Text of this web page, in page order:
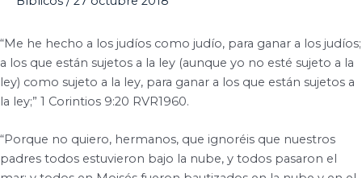
“Me he hecho a los judíos como judío, para ganar a los judíos;
a los que están sujetos a la ley (aunque yo no esté sujeto a la
ley) como sujeto a la ley, para ganar a los que están sujetos a
la ley;” 1 Corintios 9:20 RVR1960.
“Porque no quiero, hermanos, que ignoréis que nuestros
padres todos estuvieron bajo la nube, y todos pasaron el